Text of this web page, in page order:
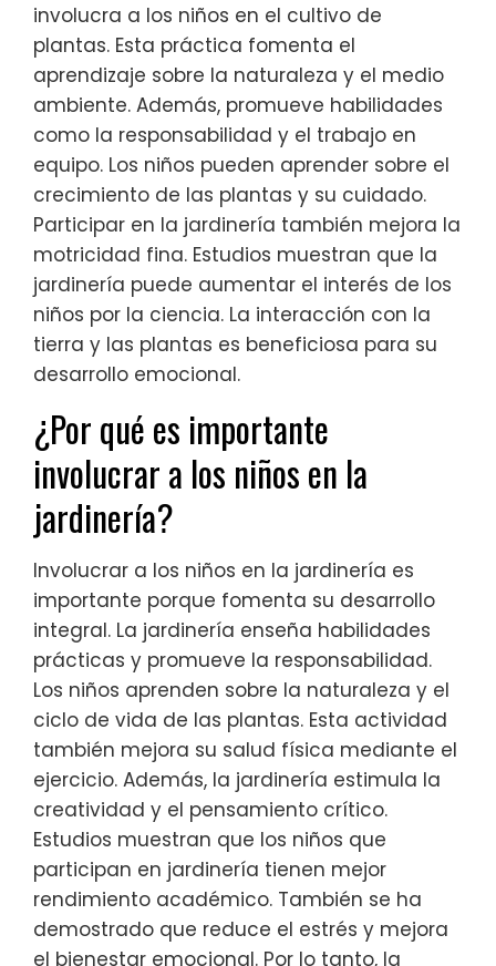
involucra a los niños en el cultivo de
plantas. Esta práctica fomenta el
aprendizaje sobre la naturaleza y el medio
ambiente. Además, promueve habilidades
como la responsabilidad y el trabajo en
equipo. Los niños pueden aprender sobre el
crecimiento de las plantas y su cuidado.
Participar en la jardinería también mejora la
motricidad fina. Estudios muestran que la
jardinería puede aumentar el interés de los
niños por la ciencia. La interacción con la
tierra y las plantas es beneficiosa para su
desarrollo emocional.
¿Por qué es importante
involucrar a los niños en la
jardinería?
Involucrar a los niños en la jardinería es
importante porque fomenta su desarrollo
integral. La jardinería enseña habilidades
prácticas y promueve la responsabilidad.
Los niños aprenden sobre la naturaleza y el
ciclo de vida de las plantas. Esta actividad
también mejora su salud física mediante el
ejercicio. Además, la jardinería estimula la
creatividad y el pensamiento crítico.
Estudios muestran que los niños que
participan en jardinería tienen mejor
rendimiento académico. También se ha
demostrado que reduce el estrés y mejora
el bienestar emocional. Por lo tanto, la